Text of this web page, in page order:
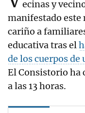
ecinas y
manifestado este
cariño a
educativa tras el
de los cuerpos de
El Consistorio ha
a las 13 horas.